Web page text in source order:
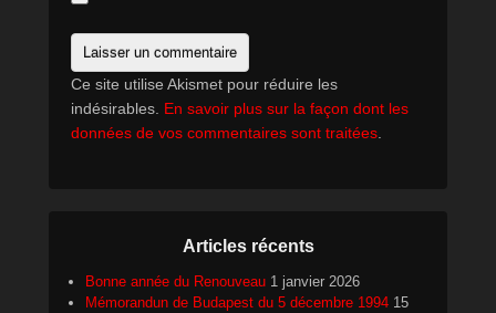
Ce site utilise Akismet pour réduire les
indésirables. En savoir plus sur la façon dont les
données de vos commentaires sont traitées
Articles récents
Bonne année du Renouveau 1 janvier 2026
Mémorandun de Budapest du 5 décembre 1994 15